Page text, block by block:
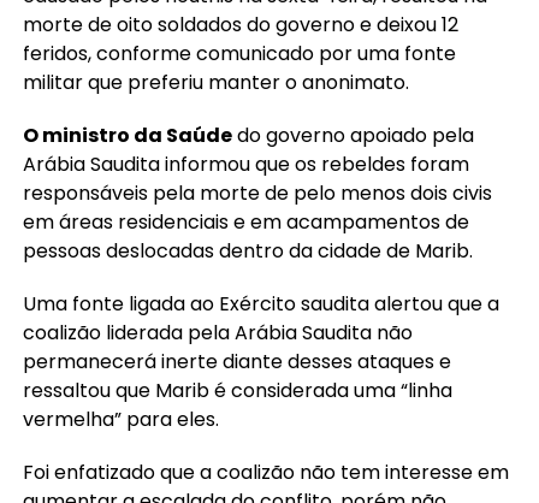
morte de oito soldados do governo e deixou 12
feridos, conforme comunicado por uma fonte
militar que preferiu manter o anonimato.
O ministro da Saúdedo governo apoiado pela
Arábia Saudita informou que os rebeldes foram
responsáveis pela morte de pelo menos dois civis
em áreas residenciais e em acampamentos de
pessoas deslocadas dentro da cidade de Marib.
Uma fonte ligada ao Exército saudita alertou que a
coalizão liderada pela Arábia Saudita não
permanecerá inerte diante desses ataques e
ressaltou que Marib é considerada uma “linha
vermelha” para eles.
Foi enfatizado que a coalizão não tem interesse em